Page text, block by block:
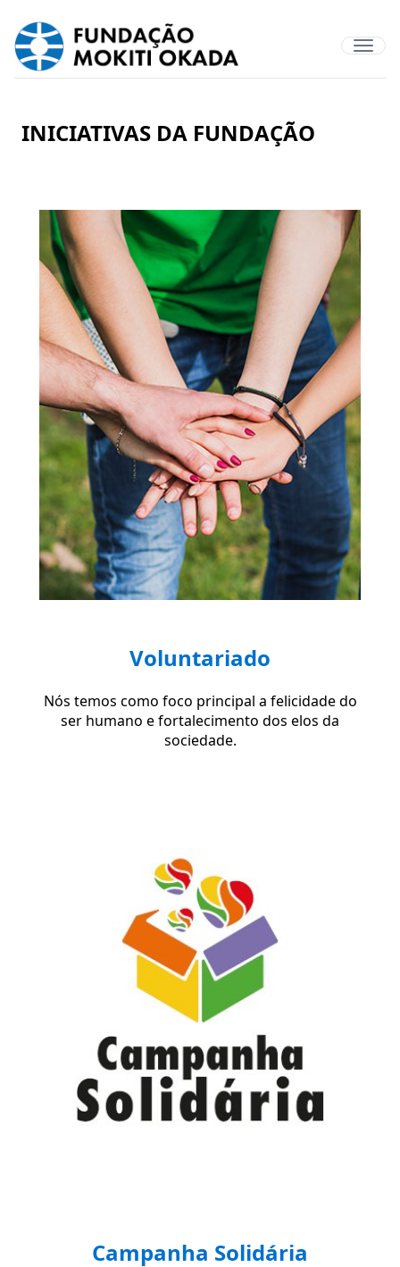
INICIATIVAS DA FUNDAÇÃO
Voluntariado
Nós temos como foco principal a felicidade do
ser humano e fortalecimento dos elos da
sociedade.
Campanha Solidária